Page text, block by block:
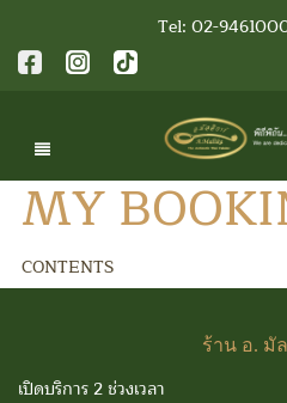
Tel: 02-
MY
CONTENTS
ร้าน อ. มั
เปิดบริการ 2 ช่วงเวลา